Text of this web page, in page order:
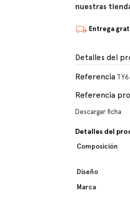
nuestras
Entrega
Detalles del
Referencia
Referencia
Descargar ficha
Detalles del
Composición
Diseño
Marca